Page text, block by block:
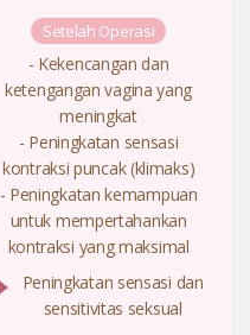
Setelah Operasi
- Kekencangan dan
ketengangan vagina yang
meningkat
- Peningkatan sensasi
kontraksi puncak (klimaks)
- Peningkatan kemampuan
untuk mempertahankan
kontraksi yang maksimal
Peningkatan sensasi dan
sensitivitas seksual